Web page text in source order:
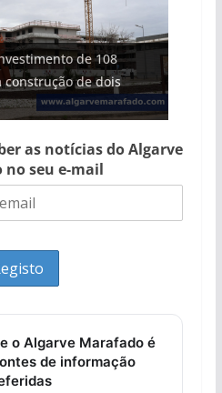
de 108
de dois
algarvia que cresceu
areia de praias e põem
(com vídeo)
emblemáticas do
(com vídeo)
cada. Nova rota
Algarve
as notícias do Algarve
no seu e-mail
o Algarve Marafado é
de informação